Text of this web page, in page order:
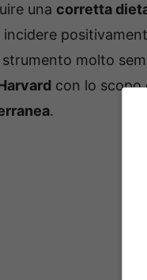
una corretta
molto
con lo scopo
.